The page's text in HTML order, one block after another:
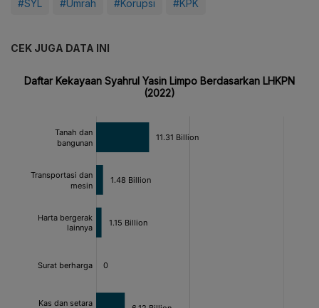
#SYL #Umrah #Korupsi #KPK
CEK JUGA DATA INI